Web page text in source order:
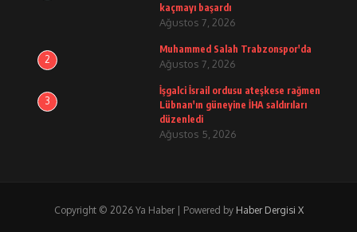
kaçmayı başardı
Ağustos 7, 2026
2
Muhammed Salah Trabzonspor'da
Ağustos 7, 2026
3
İşgalci İsrail ordusu ateşkese rağmen
Lübnan'ın güneyine İHA saldırıları
düzenledi
Ağustos 5, 2026
Copyright © 2026 Ya Haber | Powered by Haber Dergisi X